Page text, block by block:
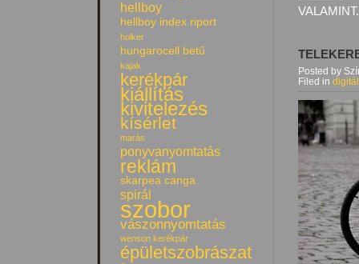
Posted by
Filed in
hellboy
hellboy index riport
holker
hungarocell betű
kajak
kerékpár
kiállítás
kivitelezés
kísérlet
marás
ponyvanyomtatás
reklám
skarpea canga
spirál
szobor
vászonnyomtatás
wenson kerékpár
épületszobrászat